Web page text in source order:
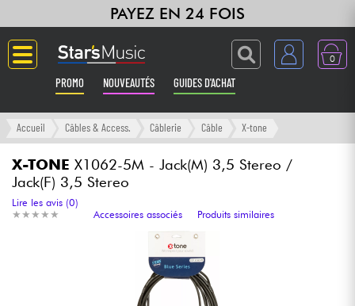
PAYEZ EN 24 FOIS
0
PROMO NOUVEAUTÉS GUIDES D'ACHAT
Langue
Guitares & Basses
Amplis & Effets
Synthés & Sampleurs
Accueil Câbles & Access. Câblerie Câble X-tone
X-TONE X1062-5M - Jack(M) 3,5 Stereo /
Jack(F) 3,5 Stereo
★ ★ ★ ★ ★
★ ★ ★ ★ ★
Lire les avis (0)
Accessoires associés
Produits similaires